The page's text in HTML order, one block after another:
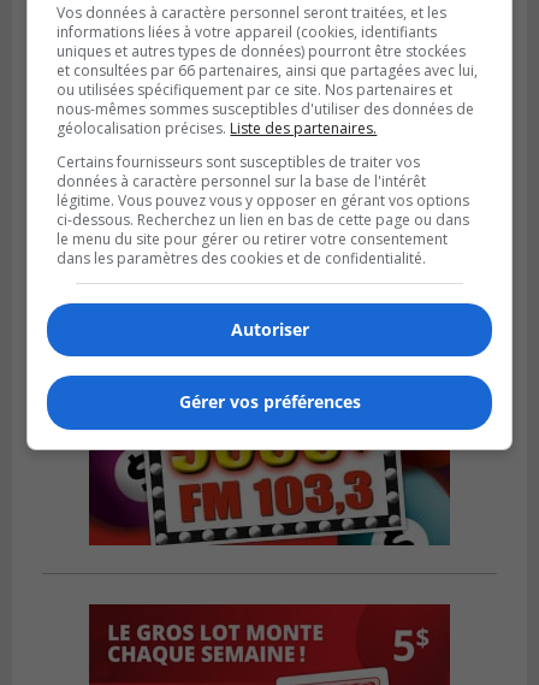
Publié le 6 août 2026 à 05h39
La grenade du camping du lac Cristal était
inoffensive
Vos données à caractère personnel seront traitées, et les
informations liées à votre appareil (cookies, identifiants
uniques et autres types de données) pourront être stockées
et consultées par 66 partenaires, ainsi que partagées avec lui,
ou utilisées spécifiquement par ce site. Nos partenaires et
nous-mêmes sommes susceptibles d'utiliser des données de
géolocalisation précises. Liste des partenaires.
Certains fournisseurs sont susceptibles de traiter vos
données à caractère personnel sur la base de l'intérêt
légitime. Vous pouvez vous y opposer en gérant vos options
ci-dessous. Recherchez un lien en bas de cette page ou dans
le menu du site pour gérer ou retirer votre consentement
dans les paramètres des cookies et de confidentialité.
Autoriser
Gérer vos préférences